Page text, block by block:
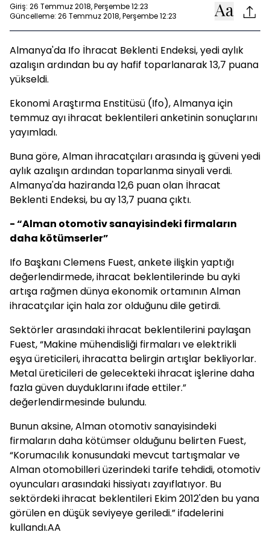
Giriş: 26 Temmuz 2018, Perşembe 12:23
Güncelleme: 26 Temmuz 2018, Perşembe 12:23
Almanya'da Ifo İhracat Beklenti Endeksi, yedi aylık
azalışın ardından bu ay hafif toparlanarak 13,7 puana
yükseldi.
Ekonomi Araştırma Enstitüsü (Ifo), Almanya için
temmuz ayı ihracat beklentileri anketinin sonuçlarını
yayımladı.
Buna göre, Alman ihracatçıları arasında iş güveni yedi
aylık azalışın ardından toparlanma sinyali verdi.
Almanya'da haziranda 12,6 puan olan İhracat
Beklenti Endeksi, bu ay 13,7 puana çıktı.
- “Alman otomotiv sanayisindeki firmaların
daha kötümserler”
Ifo Başkanı Clemens Fuest, ankete ilişkin yaptığı
değerlendirmede, ihracat beklentilerinde bu ayki
artışa rağmen dünya ekonomik ortamının Alman
ihracatçılar için hala zor olduğunu dile getirdi.
Sektörler arasındaki ihracat beklentilerini paylaşan
Fuest, “Makine mühendisliği firmaları ve elektrikli
eşya üreticileri, ihracatta belirgin artışlar bekliyorlar.
Metal üreticileri de gelecekteki ihracat işlerine daha
fazla güven duyduklarını ifade ettiler.”
değerlendirmesinde bulundu.
Bunun aksine, Alman otomotiv sanayisindeki
firmaların daha kötümser olduğunu belirten Fuest,
“Korumacılık konusundaki mevcut tartışmalar ve
Alman otomobilleri üzerindeki tarife tehdidi, otomotiv
oyuncuları arasındaki hissiyatı zayıflatıyor. Bu
sektördeki ihracat beklentileri Ekim 2012'den bu yana
görülen en düşük seviyeye geriledi.” ifadelerini
kullandı.AA